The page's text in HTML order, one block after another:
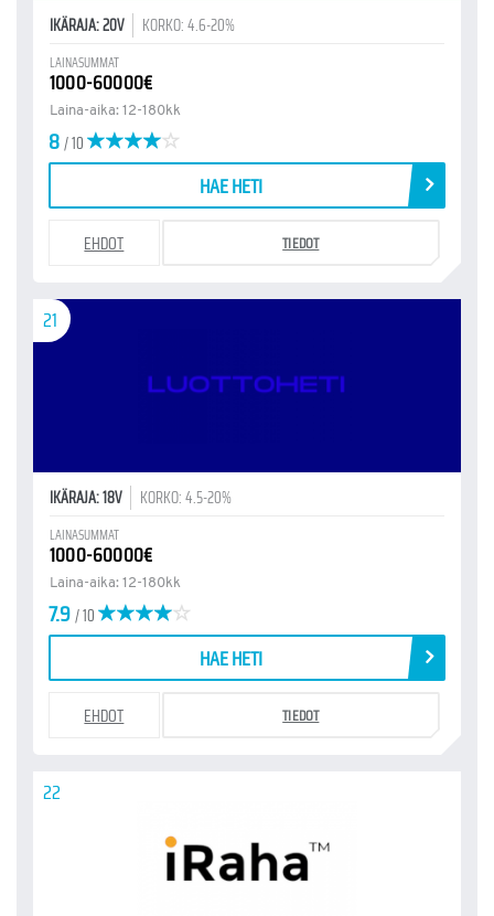
IKÄRAJA: 20V KORKO: 4.6-20%
LAINASUMMAT
1000-60000€
Laina-aika: 12-180kk
8/ 10
HAE HETI
EHDOT TIEDOT
21
IKÄRAJA: 18V KORKO: 4.5-20%
LAINASUMMAT
1000-60000€
Laina-aika: 12-180kk
7.9/ 10
HAE HETI
EHDOT TIEDOT
22